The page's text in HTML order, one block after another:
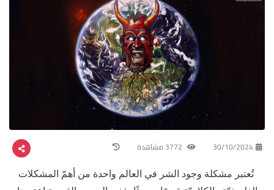
30/10/2024
تُعتبر مشكلة وجود الشر في العالم واحدة من أهمّ المشكلات